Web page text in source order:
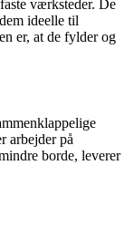
værksteder. De
ideelle til
er, at de fylder og
arbejder på
borde, leverer